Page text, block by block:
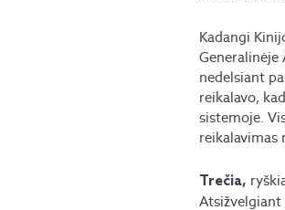
Kadangi
Generalinėje
nedelsiant
reikalavo,
sistemoje.
reikalavimas
Trečia,
Atsižvelgiant